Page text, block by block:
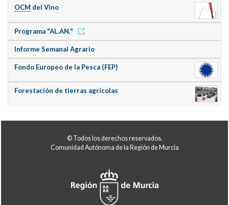
OCM del Vino
Programa "AL.AN."
Informe Semanal Agrario
Fondo Europeo de la Pesca (FEP)
Forestación de tierras agrícolas
© Todos los derechos reservados.
Comunidad Autónoma de la Región de Murcia